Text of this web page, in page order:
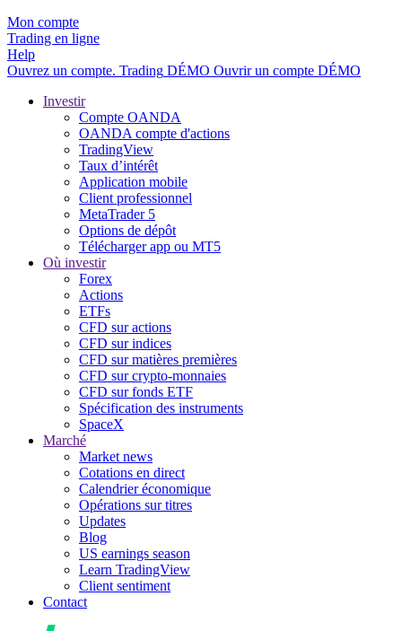
Mon compte
Trading en ligne
Help
Ouvrez un compte. Trading DÉMO Ouvrir un compte DÉMO
Investir
Compte OANDA
OANDA compte d'actions
TradingView
Taux d’intérêt
Application mobile
Client professionnel
MetaTrader 5
Options de dépôt
Télécharger app ou MT5
Où investir
Forex
Actions
ETFs
CFD sur actions
CFD sur indices
CFD sur matières premières
CFD sur crypto-monnaies
CFD sur fonds ETF
Spécification des instruments
SpaceX
Marché
Market news
Cotations en direct
Calendrier économique
Opérations sur titres
Updates
Blog
US earnings season
Learn TradingView
Client sentiment
Contact